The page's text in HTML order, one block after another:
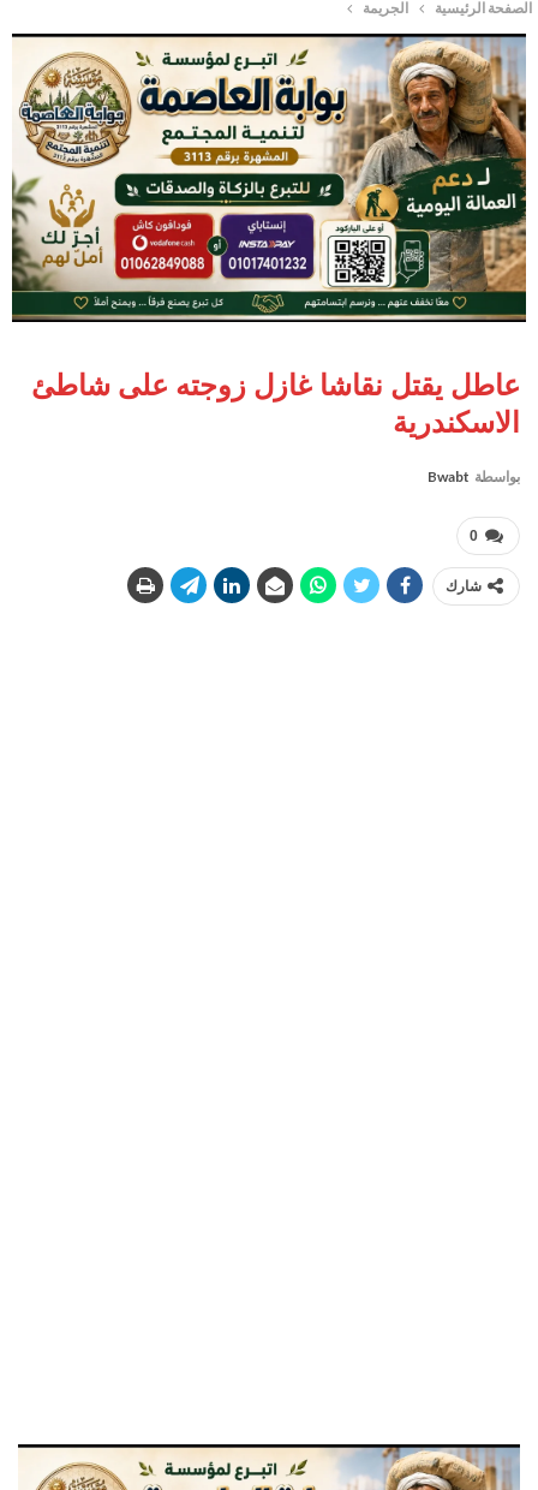
الصفحة الرئيسية الجريمة
عاطل يقتل نقاشا غازل زوجته على شاطئ
الاسكندرية
بواسطة Bwabt
0
شارك